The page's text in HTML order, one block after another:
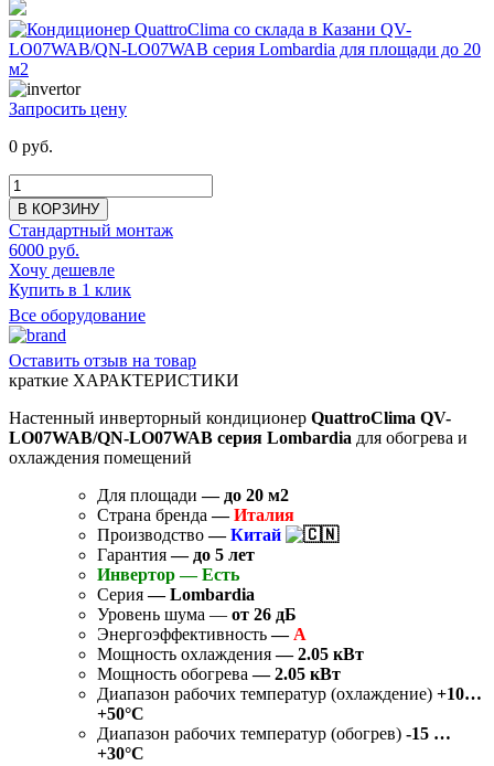
Запросить цену
0 руб.
В КОРЗИНУ
Стандартный монтаж
6000 руб.
Хочу дешевле
Купить в 1 клик
Все оборудование
Оставить отзыв на товар
краткие ХАРАКТЕРИСТИКИ
Настенный инверторный кондиционер QuattroClima QV-
LO07WAB/QN-LO07WAB серия Lombardia для обогрева и
охлаждения помещений
Для площади — до 20 м2
Страна бренда—Италия
Производство— Китай
Гарантия— до 5 лет
Инвертор — Есть
Серия— Lombardia
Уровень шума — от 26 дБ
Энергоэффективность— A
Мощность охлаждения— 2.05 кВт
Мощность обогрева— 2.05 кВт
Диапазон рабочих температур (охлаждение) +10…
+50°C
Диапазон рабочих температур (обогрев) -15 …
+30°C